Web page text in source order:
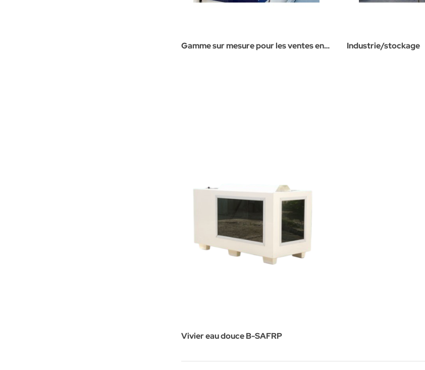
Gamme sur mesure pour les ventes en
Industrie/stockage
Vivier eau douce B-SAFRP